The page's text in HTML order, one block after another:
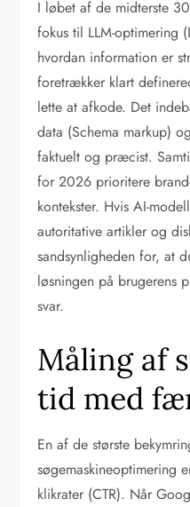
I løbet af de midterste
fokus til LLM-optimering
hvordan information er
foretrækker klart
lette at afkode. Det
data (Schema markup)
faktuelt og præcist.
for 2026 prioritere
kontekster. Hvis AI-
autoritative artikler og
sandsynligheden for, at
løsningen på brugerens
svar.
Måling af
tid med
En af de største
søgemaskineoptimering
klikrater (CTR). Når